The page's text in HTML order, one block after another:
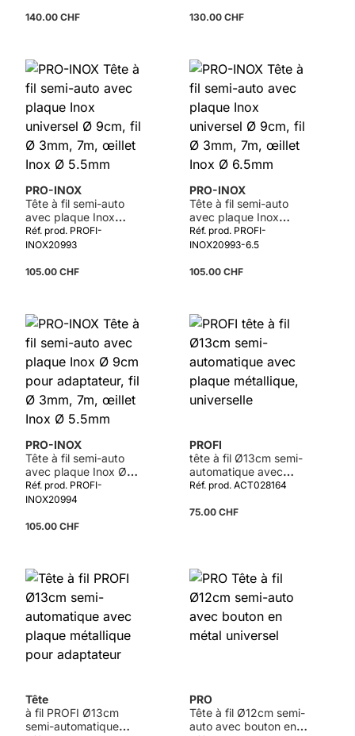
140.00 CHF 130.00 CHF
PRO-INOX
Tête à fil semi-auto
avec plaque Inox
universel Ø 9cm, fil Ø
3mm, 7m, œillet Inox
Réf. prod. PROFI-
INOX20993
105.00 CHF
PRO-INOX
Tête à fil semi-auto
avec plaque Inox
universel Ø 9cm, fil Ø
3mm, 7m, œillet Inox
Réf. prod. PROFI-
INOX20993-6.5
105.00 CHF
PRO-INOX
Tête à fil semi-auto
avec plaque Inox Ø
9cm pour adaptateur,
fil Ø 3mm, 7m, œillet
Réf. prod. PROFI-
INOX20994
105.00 CHF
PROFI
tête à fil Ø13cm semi-
automatique avec
plaque métallique,
Réf. prod. ACT028164
75.00 CHF
Tête
à fil PROFI Ø13cm
semi-automatique
PRO
Tête à fil Ø12cm semi-
auto avec bouton en